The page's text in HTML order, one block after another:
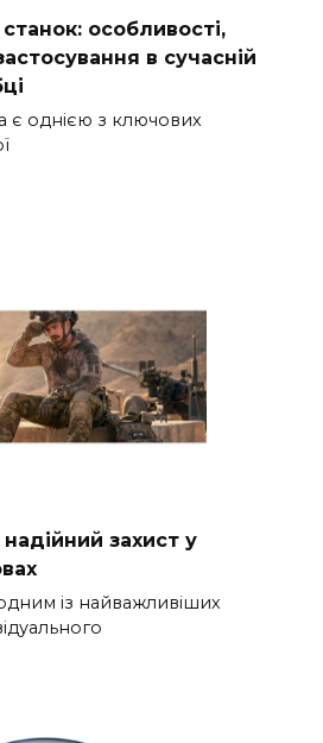
особливості,
в сучасній
є однією з ключових
захист у
із найважливіших